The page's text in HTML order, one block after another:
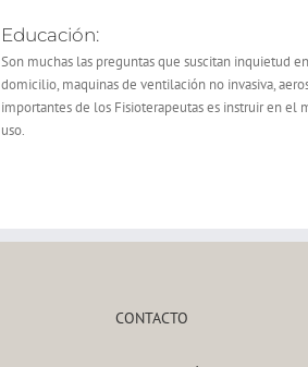
Educación:
Son muchas las preguntas que suscitan inquietud
domicilio, maquinas de ventilación no invasiva,
importantes de los Fisioterapeutas es instruir en el
uso.
CONTACTO